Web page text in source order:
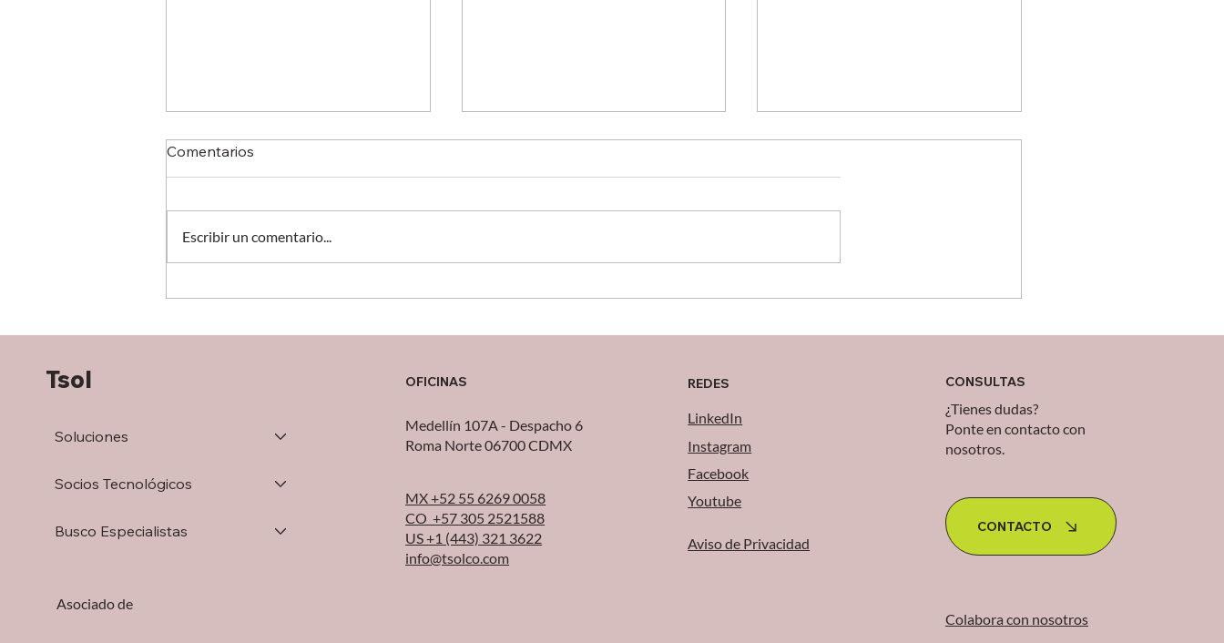
después de 20 años, Erik
Comentarios
Escribir un comentario...
Soluciones
Socios Tecnológicos
Busco Especialistas
Tsol
Asociado de
MX +52 55 6269 0058
CO +57 305 2521588
US +1 (443) 321 3622
info@tsolco.com
Medellín 107A - Despacho 6
Roma Norte 06700 CDMX
OFICINAS REDES
LinkedIn
Instagram
Facebook
Youtube
Aviso de Privacidad
Colabora con nosotros
CONTACTO
¿Tienes dudas?
Ponte en contacto con
nosotros.
CONSULTAS